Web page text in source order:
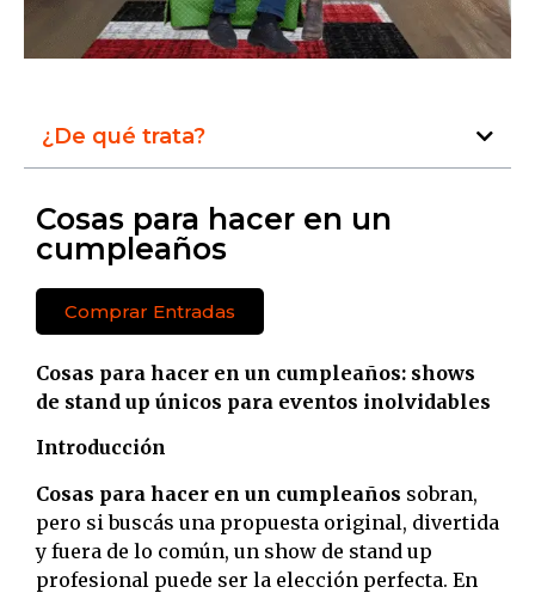
¿De qué trata?
Cosas para hacer en un
cumpleaños
Comprar Entradas
Cosas para hacer en un cumpleaños: shows
de stand up únicos para eventos inolvidables
Introducción
Cosas para hacer en un cumpleaños sobran,
pero si buscás una propuesta original, divertida
y fuera de lo común, un show de stand up
profesional puede ser la elección perfecta. En